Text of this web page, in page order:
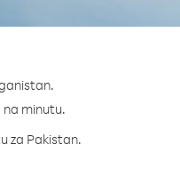
na minutu.
za Pakistan.